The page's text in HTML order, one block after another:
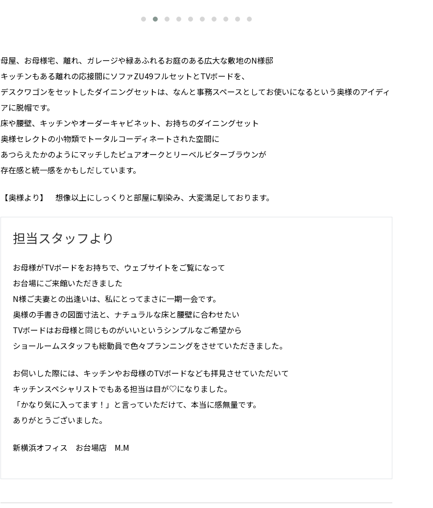
母屋、お母様宅、離れ、ガレージや緑あふれるお庭のある広大な敷地のN様邸
キッチンもある離れの応接間にソファZU49フルセットとTVボードを、
デスクワゴンをセットしたダイニングセットは、なんと事務スペースとしてお使いになるという奥様のアイディ
アに脱帽です。
床や腰壁、キッチンやオーダーキャビネット、お持ちのダイニングセット
奥様セレクトの小物類でトータルコーディネートされた空間に
あつらえたかのようにマッチしたピュアオークとリーベルビターブラウンが
存在感と統一感をかもしだしています。
【奥様より】 想像以上にしっくりと部屋に馴染み、大変満足しております。
担当スタッフより
お母様がTVボードをお持ちで、ウェブサイトをご覧になって
お台場にご来館いただきました
N様ご夫妻との出逢いは、私にとってまさに一期一会です。
奥様の手書きの図面寸法と、ナチュラルな床と腰壁に合わせたい
TVボードはお母様と同じものがいいというシンプルなご希望から
ショールームスタッフも総動員で色々プランニングをさせていただきました。
お伺いした際には、キッチンやお母様のTVボードなども拝見させていただいて
キッチンスペシャリストでもある担当は目が♡になりました。
「かなり気に入ってます！」と言っていただけて、本当に感無量です。
ありがとうございました。
新横浜オフィス お台場店 M.M